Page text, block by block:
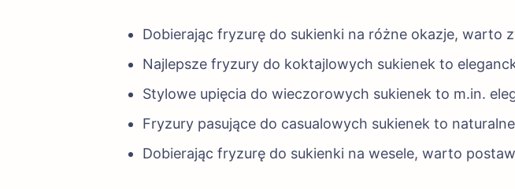
Dobierając fryzurę do sukienki na różne okazje, warto
Najlepsze fryzury do koktajlowych sukienek to
Stylowe upięcia do wieczorowych sukienek to m.in.
Fryzury pasujące do casualowych sukienek to
Dobierając fryzurę do sukienki na wesele, warto